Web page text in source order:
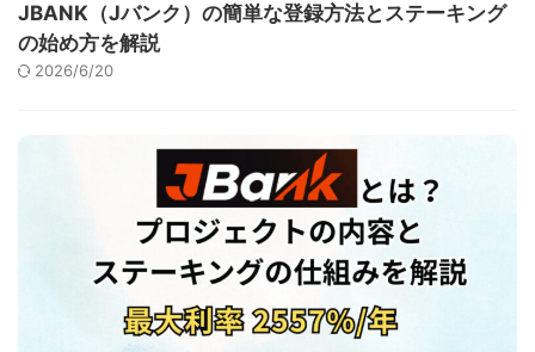
JBANK（Jバンク）の簡単な登録方法とステーキング
の始め方を解説
2026/6/20